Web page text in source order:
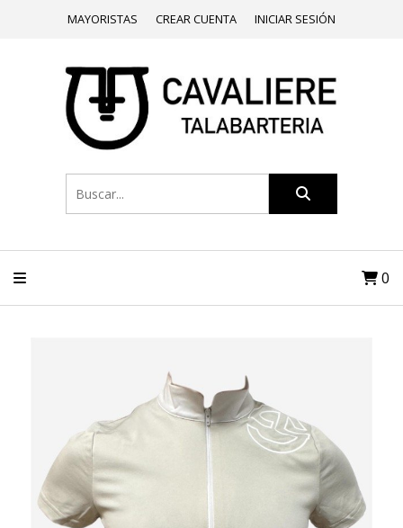
MAYORISTAS CREAR CUENTA INICIAR SESIÓN
0